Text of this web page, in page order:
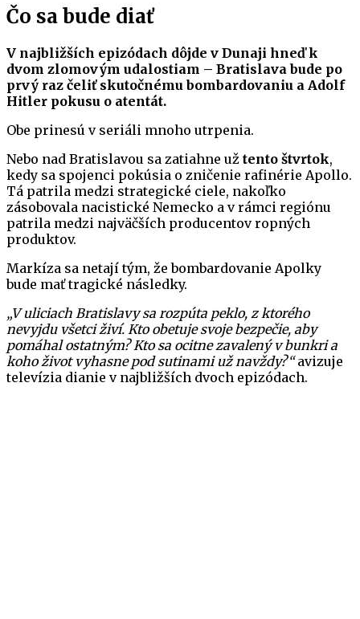
Čo sa bude diať
V najbližších epizódach dôjde v Dunaji hneď k
dvom zlomovým udalostiam – Bratislava bude po
prvý raz čeliť skutočnému bombardovaniu a Adolf
Hitler pokusu o atentát.
Obe prinesú v seriáli mnoho utrpenia.
Nebo nad Bratislavou sa zatiahne už tento štvrtok,
kedy sa spojenci pokúsia o zničenie rafinérie Apollo.
Tá patrila medzi strategické ciele, nakoľko
zásobovala nacistické Nemecko a v rámci regiónu
patrila medzi najväčších producentov ropných
produktov.
Markíza sa netají tým, že bombardovanie Apolky
bude mať tragické následky.
„V uliciach Bratislavy sa rozpúta peklo, z ktorého
nevyjdu všetci živí. Kto obetuje svoje bezpečie, aby
pomáhal ostatným? Kto sa ocitne zavalený v bunkri a
koho život vyhasne pod sutinami už navždy?“avizuje
televízia dianie v najbližších dvoch epizódach.